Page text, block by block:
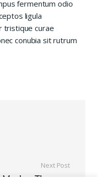
fermentum odio
ligula
tristique curae
conubia sit rutrum
Next Post